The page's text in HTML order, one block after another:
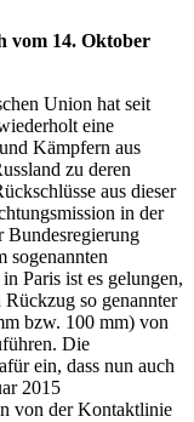
vom 14. Oktober
Union hat seit
eine
Kämpfern aus
zu deren
aus dieser
in der
Bundesregierung
sogenannten
Paris ist es gelungen,
so genannter
bzw. 100 mm) von
Die
ein, dass nun auch
2015
von der Kontaktlinie